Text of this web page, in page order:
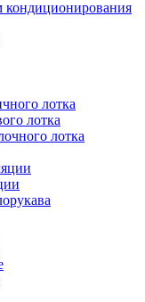
кондиционирования
лотка
лотка
лотка